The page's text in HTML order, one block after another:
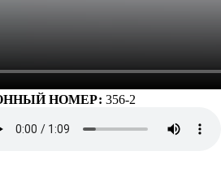
НОМЕР: 356-2